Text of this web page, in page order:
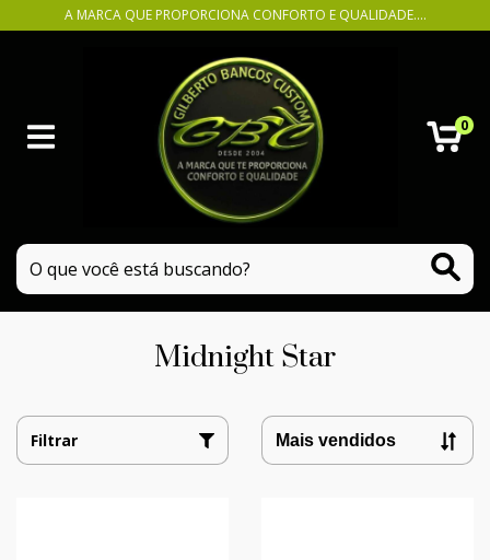
A MARCA QUE PROPORCIONA CONFORTO E QUALIDADE....
0
Midnight Star
Filtrar